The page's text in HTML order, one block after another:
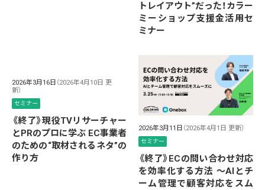
トレイアウト”だった！カラー
ミーショップ支援金活用セ
ミナー
2026年3月16日 （2026年4月10日 更
新）
セミナー
《終了》現役TVリサーチャー
とPRのプロに学ぶ EC事業者
のための“取材されるネタ”の
作り方
2026年3月11日 （2026年4月1日 更新）
セミナー
《終了》ECの問い合わせ対応
を効率化する方法 ～AIとチ
ーム管理で顧客対応をスム